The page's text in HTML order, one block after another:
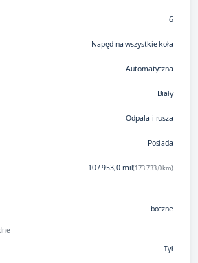
6
Napęd na wszystkie koła
Automatyczna
Biały
Odpala i rusza
Posiada
107 953,0 mil(173 733,0 km)
boczne
Tył